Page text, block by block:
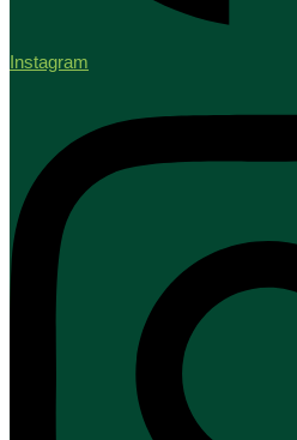
Instagram